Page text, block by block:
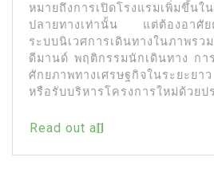
หมายถึงการเปิดโรงแรมเพิ่มขึ้นใ
ปลายทางเท่านั้น แต่ต้องอาศัยค
ระบบนิเวศการเดินทางในภาพ
ดีมานด์ พฤติกรรมนักเดินทาง กา
ศักยภาพทางเศรษฐกิจในระยะย
หรือรับบริหารโครงการใหม่ด้วยป
Read out all